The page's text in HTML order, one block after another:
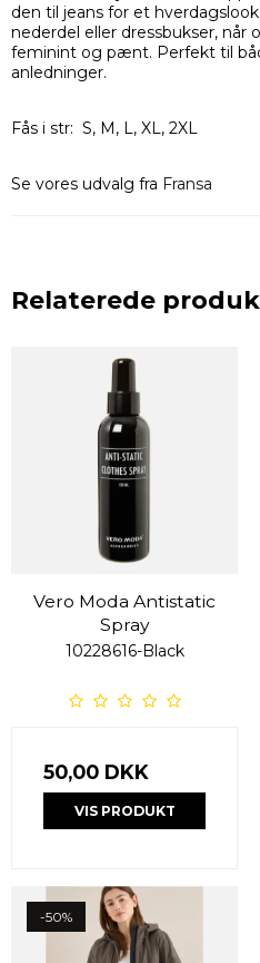
den til jeans for et
nederdel eller dressbukser,
feminint og pænt. Perfekt til
anledninger.
Fås i str: S, M, L, XL, 2XL
Se vores udvalg fra Fransa
Relaterede
Vero Moda Antistatic
Spray
10228616-Black
50,00 DKK
VIS PRODUKT
-50%